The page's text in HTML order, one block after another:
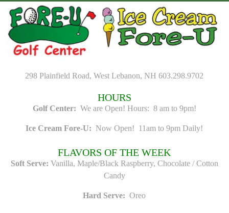
content
298 Plainfield Road, West Lebanon, NH 603.298.9702
HOURS
Golf Center: We are Open! Hours: 8 am to 9pm!
Ice Cream Fore-U: Now Open! 11am to 9pm Daily!
FLAVORS OF THE WEEK
Soft Serve: Vanilla, Maple/Black Raspberry, Chocolate / Cotton
Candy
Hard Serve: Oreo